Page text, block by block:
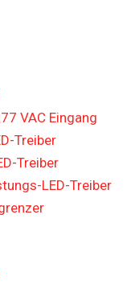
VAC Eingang
Treiber
Treiber
LED-Treiber